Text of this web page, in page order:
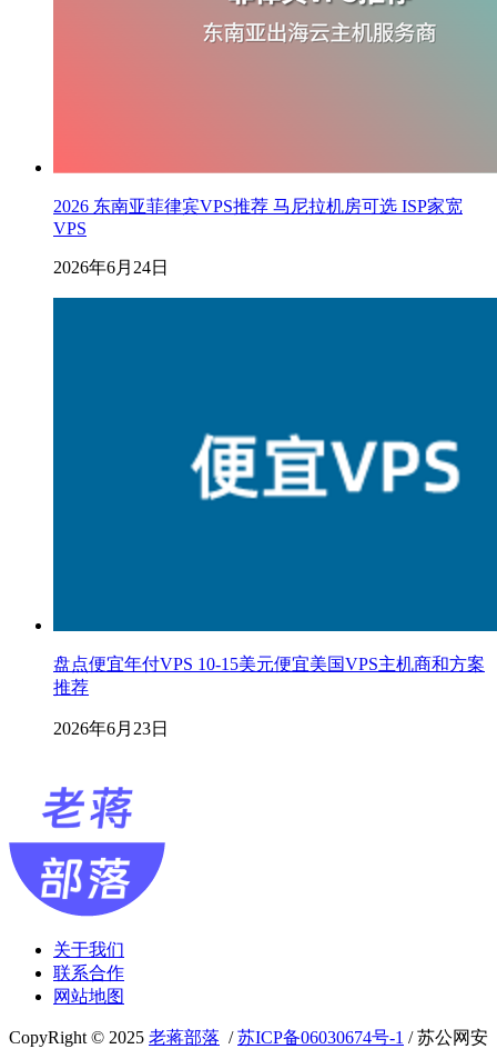
2026 东南亚菲律宾VPS推荐 马尼拉机房可选 ISP家宽
VPS
2026年6月24日
盘点便宜年付VPS 10-15美元便宜美国VPS主机商和方案
推荐
2026年6月23日
关于我们
联系合作
网站地图
CopyRight © 2025 老蒋部落 /苏ICP备06030674号-1 / 苏公网安